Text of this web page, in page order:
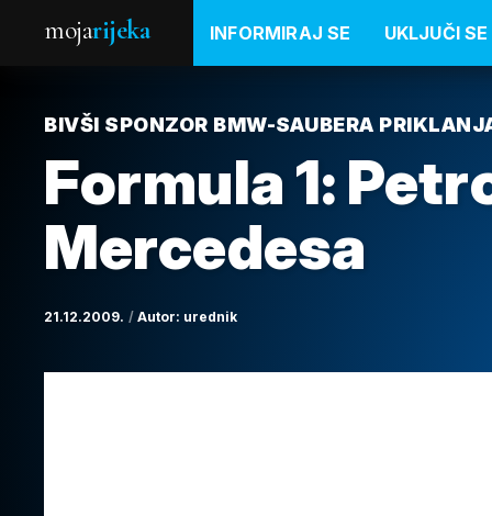
mojarijeka INFORMIRAJ SE UKLJUČI SE
BIVŠI SPONZOR BMW-SAUBERA
Formula 1:
Mercedesa
21.12.2009. Autor: urednik